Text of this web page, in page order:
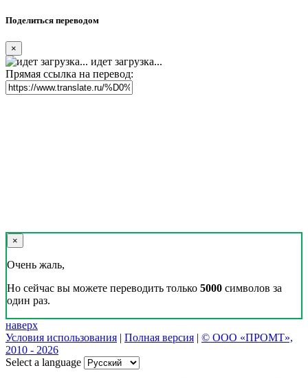
Поделиться переводом
×
идет загрузка...
Прямая ссылка на перевод:
×
Очень жаль,
Но сейчас вы можете переводить только 5000 символов за
один раз.
наверх
Условия использования | Полная версия | © ООО «ПРОМТ»,
2010 - 2026
Select a language